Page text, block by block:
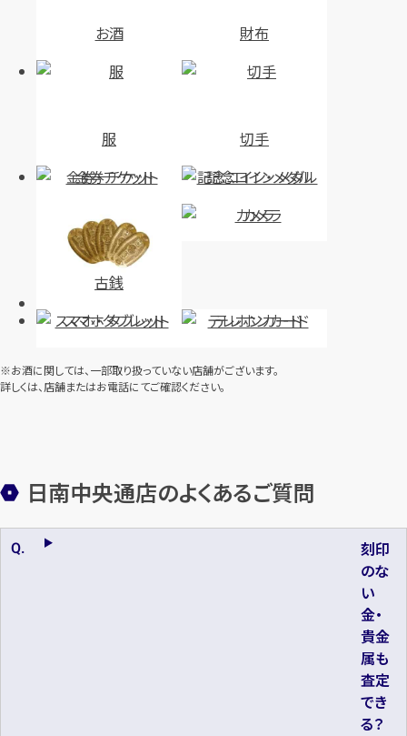
お酒 財布
服
切手
金券・チケット
記念コイン・メダル
古銭
カメラ
スマホ・タブレット テレホンカード
※お酒に関しては、一部取り扱っていない店舗がございます。
詳しくは、店舗またはお電話にてご確認ください。
日南中央通店のよくあるご質問
刻印
のな
い
金・
貴金
属も
査定
でき
る？